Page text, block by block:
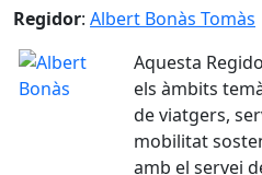
Regidor: Albert Bonàs Tomàs
Aquesta
els àmbits
de viatgers,
mobilitat
amb el servei